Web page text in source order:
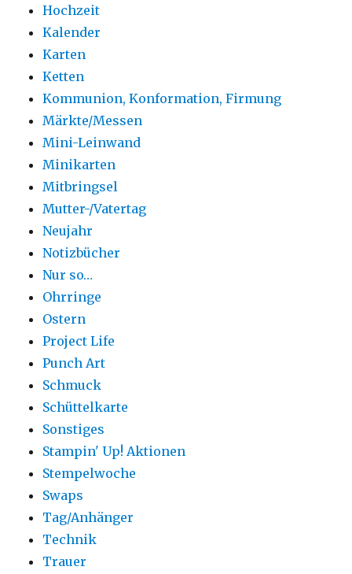
Hochzeit
Kalender
Karten
Ketten
Kommunion, Konformation, Firmung
Märkte/Messen
Mini-Leinwand
Minikarten
Mitbringsel
Mutter-/Vatertag
Neujahr
Notizbücher
Nur so…
Ohrringe
Ostern
Project Life
Punch Art
Schmuck
Schüttelkarte
Sonstiges
Stampin' Up! Aktionen
Stempelwoche
Swaps
Tag/Anhänger
Technik
Trauer